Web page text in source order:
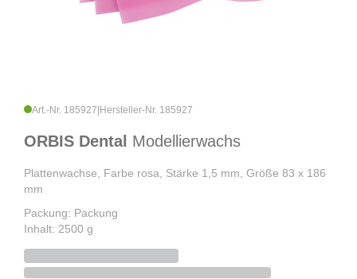
Art.-Nr. 185927 Hersteller-Nr. 185927
ORBIS Dental Modellierwachs
Plattenwachse, Farbe rosa, Stärke 1,5 mm, Größe 83 x 186
mm
Packung: Packung
Inhalt: 2500 g